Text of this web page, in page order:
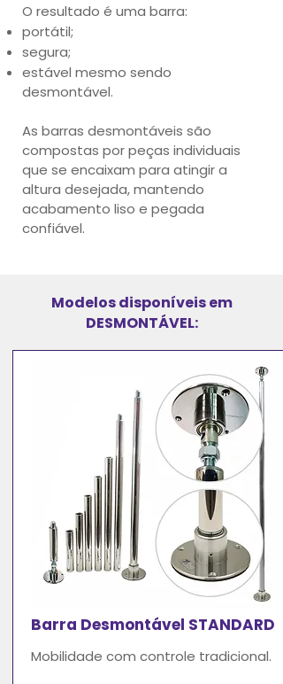
O resultado é uma barra:
portátil;
segura;
estável mesmo sendo
desmontável.
As barras desmontáveis são
compostas por peças individuais
que se encaixam para atingir a
altura desejada, mantendo
acabamento liso e pegada
confiável.
Modelos disponíveis em
DESMONTÁVEL:
Barra Desmontável STANDARD
Mobilidade com controle tradicional.